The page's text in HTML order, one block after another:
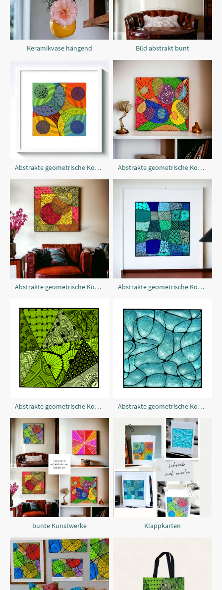
Keramikvase hängend Bild abstrakt bunt
Abstrakte geometrische Komposition Abstrakte geometrische Komposition
Abstrakte geometrische Komposition Abstrakte geometrische Komposition
Abstrakte geometrische Komposition Abstrakte geometrische Komposition
bunte Kunstwerke Klappkarten